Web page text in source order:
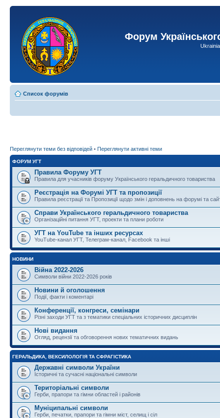
Форум
Список форумів
Переглянути теми без відповідей • Переглянути активні теми
ФОРУМ УГТ
Правила Форуму УГТ
Правила для учасників форуму Українського геральдичного товариства
Реєстрація на Форумі УГТ та пропозиції
Правила реєстрації та Пропозиції щодо змін і доповнень на форумі та
Справи Українського геральдичного товариства
Організаційні питання УГТ, проекти та плани роботи
УГТ на YouTube та інших ресурсах
YouTube-канал УГТ, Телеграм-канал, Facebook та інші
НОВИНИ
Війна 2022-2026
Символи війни 2022-2026 років
Новини й оголошення
Події, факти і коментарі
Конференції, конгреси, семінари
Різні заходи УГТ та з тематики спеціальних історичних дисциплін
Нові видання
Огляд, рецензії та обговорення нових тематичних видань
ГЕРАЛЬДИКА, ВЕКСИЛОЛОГІЯ ТА СФРАГІСТИКА
Державні символи України
Історичні та сучасні національні символи
Територіальні символи
Герби, прапори та гімни областей і районів
Муніципальні символи
Герби, печатки, прапори та гімни міст, селищ і сіл